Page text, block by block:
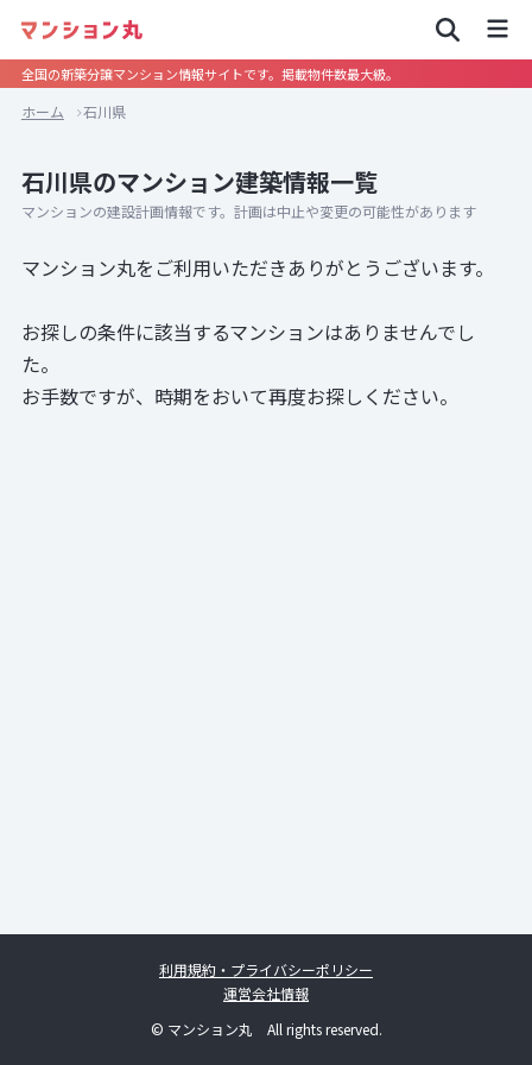
全国の新築分譲マンション情報サイトです。掲載物件数最大級。
ホーム 石川県
石川県のマンション建築情報一覧
マンションの建設計画情報です。計画は中止や変更の可能性があります
マンション丸をご利用いただきありがとうございます。
お探しの条件に該当するマンションはありませんでし
た。
お手数ですが、時期をおいて再度お探しください。
利用規約・プライバシーポリシー
運営会社情報
© マンション丸 All rights reserved.